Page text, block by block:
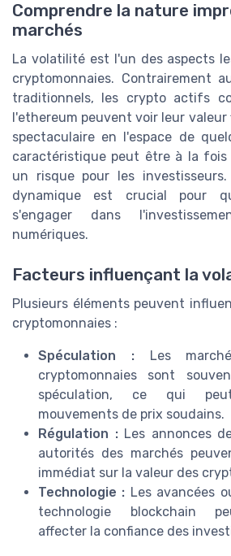
Comprendre la nature
marchés
La volatilité est l'un des aspects
cryptomonnaies. Contrairement
traditionnels, les crypto actifs
l'ethereum peuvent voir leur
spectaculaire en l'espace de
caractéristique peut être à la
un risque pour les
dynamique est crucial pour
s'engager dans
numériques.
Facteurs influençant la
Plusieurs éléments peuvent
cryptomonnaies :
Spéculation :Les
cryptomonnaies sont
spéculation, ce qui
mouvements de prix soudains.
Régulation :Les annonces
autorités des marchés
immédiat sur la valeur des
Technologie : Les avancées
technologie blockchain
affecter la confiance des